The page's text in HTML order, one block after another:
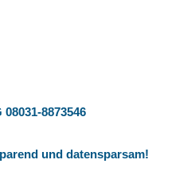
8873546
und datensparsam!